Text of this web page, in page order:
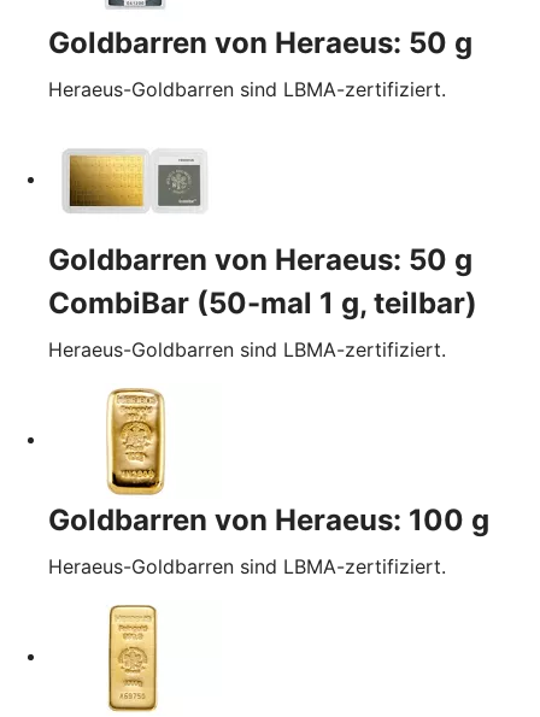
Goldbarren von Heraeus: 50 g
Heraeus-Goldbarren sind LBMA-zertifiziert.
Goldbarren von Heraeus: 50 g
CombiBar (50-mal 1 g, teilbar)
Heraeus-Goldbarren sind LBMA-zertifiziert.
Goldbarren von Heraeus: 100 g
Heraeus-Goldbarren sind LBMA-zertifiziert.